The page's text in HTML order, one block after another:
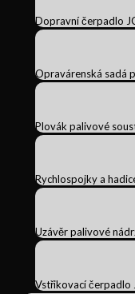
Dopravní čerpadlo
Opravárenská sadá
Plovák palivové
Rychlospojky a
Uzávěr palivové
Vstřikovací čerpadlo